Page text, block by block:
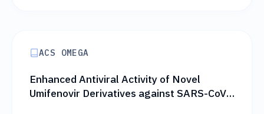
ACS OMEGA
Enhanced Antiviral Activity of Novel
Umifenovir Derivatives against SARS-CoV-